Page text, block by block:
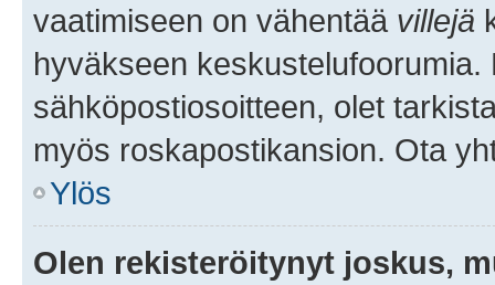
vaatimiseen on vähentää villejä
hyväkseen
sähköpostiosoitteen, olet
myös roskapostikansion. Ota
Ylös
Olen rekisteröitynyt joskus,